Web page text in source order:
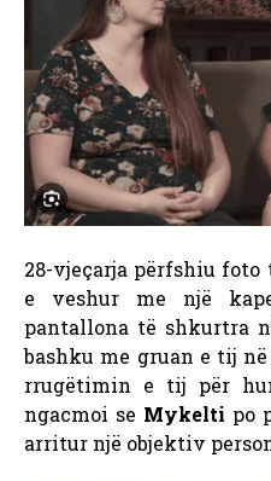
28-vjeçarja përfshiu foto
e veshur me një
pantallona të shkurtra
bashku me gruan e tij
rrugëtimin e tij për
ngacmoi se Mykelti po
arritur një objektiv